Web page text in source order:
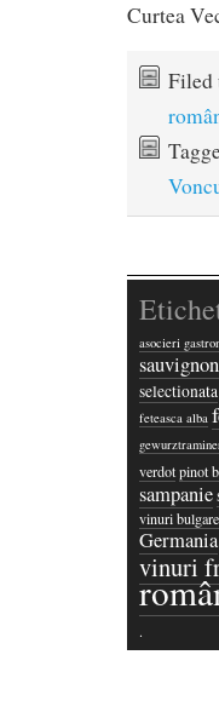
Curtea
Filed
asocieri
sauvignon
selectionata
feteasca alba
verdotpinot
sampanie
vinuri
Germania
vinuri
·